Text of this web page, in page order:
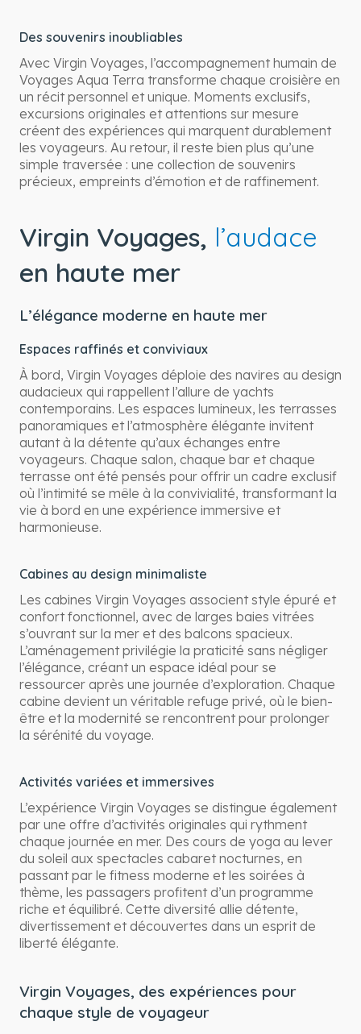
Des souvenirs inoubliables
Avec Virgin Voyages, l’accompagnement humain de
Voyages Aqua Terra transforme chaque croisière en
un récit personnel et unique. Moments exclusifs,
excursions originales et attentions sur mesure
créent des expériences qui marquent durablement
les voyageurs. Au retour, il reste bien plus qu’une
simple traversée : une collection de souvenirs
précieux, empreints d’émotion et de raffinement.
Virgin Voyages, l’audace
en haute mer
L’élégance moderne en haute mer
Espaces raffinés et conviviaux
À bord, Virgin Voyages déploie des navires au design
audacieux qui rappellent l’allure de yachts
contemporains. Les espaces lumineux, les terrasses
panoramiques et l’atmosphère élégante invitent
autant à la détente qu’aux échanges entre
voyageurs. Chaque salon, chaque bar et chaque
terrasse ont été pensés pour offrir un cadre exclusif
où l’intimité se mêle à la convivialité, transformant la
vie à bord en une expérience immersive et
harmonieuse.
Cabines au design minimaliste
Les cabines Virgin Voyages associent style épuré et
confort fonctionnel, avec de larges baies vitrées
s’ouvrant sur la mer et des balcons spacieux.
L’aménagement privilégie la praticité sans négliger
l’élégance, créant un espace idéal pour se
ressourcer après une journée d’exploration. Chaque
cabine devient un véritable refuge privé, où le bien-
être et la modernité se rencontrent pour prolonger
la sérénité du voyage.
Activités variées et immersives
L’expérience Virgin Voyages se distingue également
par une offre d’activités originales qui rythment
chaque journée en mer. Des cours de yoga au lever
du soleil aux spectacles cabaret nocturnes, en
passant par le fitness moderne et les soirées à
thème, les passagers profitent d’un programme
riche et équilibré. Cette diversité allie détente,
divertissement et découvertes dans un esprit de
liberté élégante.
Virgin Voyages, des expériences pour
chaque style de voyageur